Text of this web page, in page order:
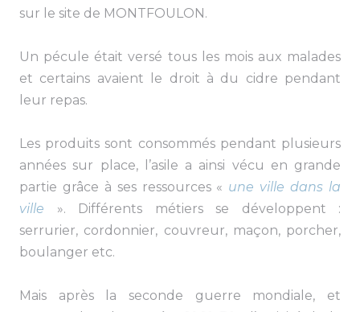
sur le site de MONTFOULON.
Un pécule était versé tous les mois aux malades
et certains avaient le droit à du cidre pendant
leur repas.
Les produits sont consommés pendant plusieurs
années sur place, l’asile a ainsi vécu en grande
partie grâce à ses ressources « une ville dans la
ville ». Différents métiers se développent :
serrurier, cordonnier, couvreur, maçon, porcher,
boulanger etc.
Mais après la seconde guerre mondiale, et